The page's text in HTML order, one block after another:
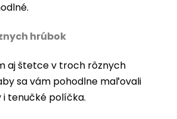
hrúbok
aj štetce v troch rôznych
sa vám pohodlne maľovali
tenučké políčka.